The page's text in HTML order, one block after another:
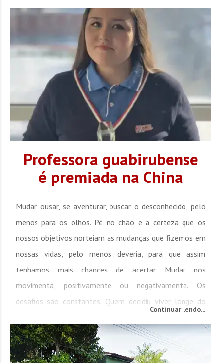
Guabiruba que atualmente mora em...
Professora guabirubense
é premiada na China
Mudar, ousar, se aventurar, buscar o desconhecido, pelo
menos para os olhos. Pé no chão e a certeza que os
nossos objetivos norteiam as mudanças que fizemos em
nossas vidas, pelo menos deveria, para que assim
tenhamos mais chances de acertar. Mudar nos
movimenta, positivamente ou negativamente. Os
desafios são constantes. Quem decidiu viver longe do
Ana Cristina Nasguewitz, 32 anos, que mora...
Continuar lendo...